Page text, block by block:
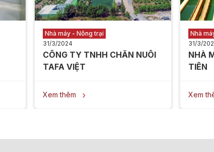
Nhà máy - Nông trại
31/3/2024
CÔNG TY TNHH CHĂN NUÔI
TAFA VIỆT
Xem thêm 
Nhà
31/3/
NHÀ
TIÊN ​
Xem